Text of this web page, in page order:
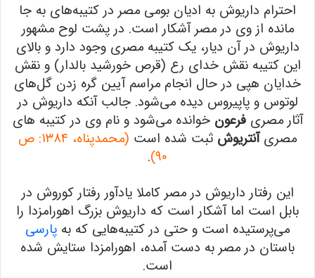
احترام داریوش به ادیان بومی مصر در کتیبه‌های به جا
مانده از وی در مصر آشکار است. در پشت لوح مشهور
داریوش در آن دیار، یک کتیبه مصری وجود دارد و بالای
این کتیبه نقش خدای رع (قرص خورشید بالدار) و نقش
خدایان هپی در حال انجام مراسم آیین گره زدن گل‌های
لوتوس و پاپیروس دیده می‌شود. جالب آنکه داریوش در
آثار مصریفرعون خوانده می‌شود و نام وی در کتیبه های
مصریآنتریوش ثبت شده است
(محمدپناه، ۱۳۸۴: ص
۹۰) .
این رفتار داریوش در مصر کاملا یادآور رفتار کوروش در
بابل است اما آشکار است که داریوش بزرگ اهورامزدا را
می‌پرستیده است و حتی در کتیبه‌هایی که به پارسی
باستان در مصر به دست آمده، اهورامزدا ستایش شده
است.